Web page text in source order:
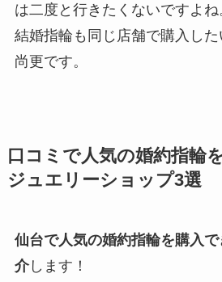
は二度と行きたくないですよね
結婚指輪も同じ店舗で購入し
尚更です。
口コミで人気の婚約指輪
ジュエリーショップ3選
仙台で人気の婚約指輪を購入
介します！